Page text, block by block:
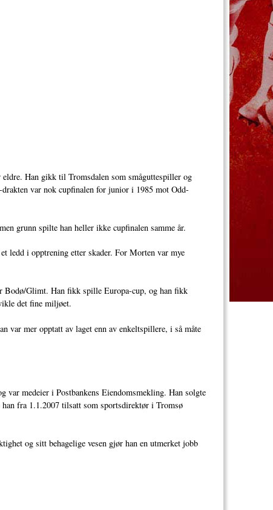
Han gikk til Tromsdalen som småguttespiller og
var nok cupfinalen for junior i 1985 mot Odd-
grunn spilte han heller ikke cupfinalen samme år.
ledd i opptrening etter skader. For Morten var mye
Bodø/Glimt. Han fikk spille Europa-cup, og han fikk
det fine miljøet.
var mer opptatt av laget enn av enkeltspillere, i så måte
medeier i Postbankens Eiendomsmekling. Han solgte
fra 1.1.2007 tilsatt som sportsdirektør i Tromsø
og sitt behagelige vesen gjør han en utmerket jobb